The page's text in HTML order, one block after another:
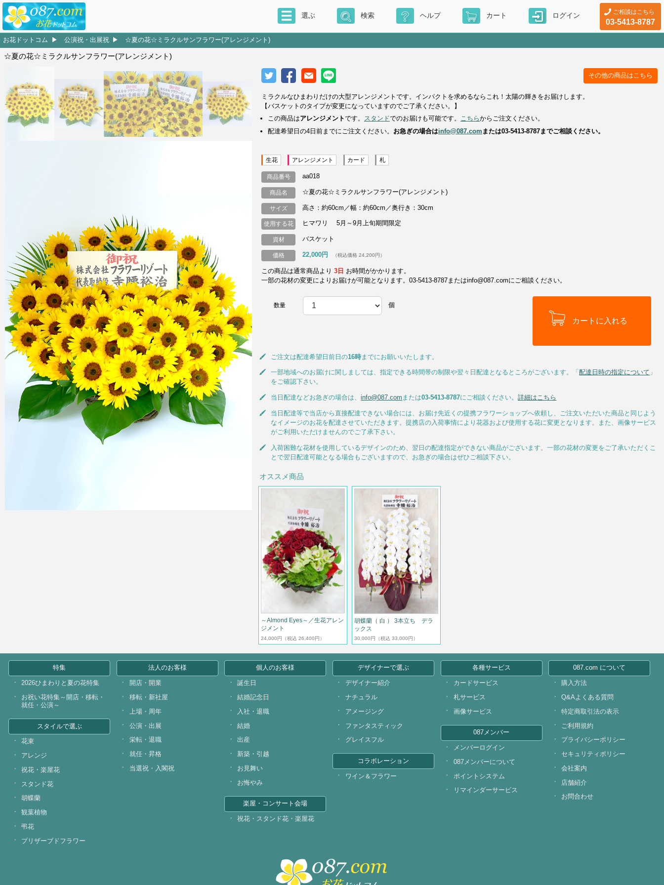
ご相談はこちら
03-5413-8787
選ぶ 検索 ヘルプ カート ログイン
お花ドットコム 公演祝・出展祝 ☆夏の花☆ミラクルサンフラワー(アレンジメント)
☆夏の花☆ミラクルサンフラワー(アレンジメント)
その他の商品はこちら
ミラクルなひまわりだけの大型アレンジメントです。インパクトを求めるならこれ！太陽の輝きをお届けします。
【バスケットのタイプが変更になっていますのでご了承ください。】
この商品はアレンジメントです。 スタンドでのお届けも可能です。 こちらからご注文ください。
配達希望日の4日前までにご注文ください。 お急ぎの場合はinfo@087.com または03-5413-8787までご相談ください。
生花 アレンジメント カード 札
商品番号 aa018
商品名 ☆夏の花☆ミラクルサンフラワー(アレンジメント)
サイズ 高さ：約60cm／幅：約60cm／奥行き：30cm
使用する花 ヒマワリ 5月～9月上旬期間限定
資材 バスケット
価格 22,000円 （税込価格 24,200円）
この商品は通常商品より3日 お時間がかかります。
一部の花材の変更によりお届けが可能となります。03-5413-8787またはinfo@087.comにご相談ください。
数量 個
ご注文は配達希望日前日の16時 までにお願いいたします。
一部地域へのお届けに関しましては、指定できる時間帯の制限や翌々日配達となるところがございます。「配達日時の指定について 」
をご確認下さい。
当日配達などお急ぎの場合は、info@087.com または03-5413-8787にご相談ください。詳細はこちら
当日配達等で当店から直接配達できない場合には、お届け先近くの提携フラワーショップへ依頼し、ご注文いただいた商品と同じよう
なイメージのお花を配達させていただきます。提携店の入荷事情により花器および使用する花に変更となります。また、画像サービス
がご利用いただけませんのでご了承下さい。
入荷困難な花材を使用しているデザインのため、翌日の配達指定ができない商品がございます。一部の花材の変更をご了承いただくこ
とで翌日配達可能となる場合もございますので、お急ぎの場合はぜひご相談下さい。
オススメ商品
～Almond Eyes～／生花アレン
ジメント
24,000円 （税込 26,400円）
胡蝶蘭（ 白 ） 3本立ち デラ
ックス
30,000円 （税込 33,000円）
特集
2026ひまわりと夏の花特集
お祝い花特集～開店・移転・
就任・公演～
スタイルで選ぶ
花束
アレンジ
祝花・楽屋花
スタンド花
胡蝶蘭
観葉植物
弔花
プリザーブドフラワー
法人のお客様
開店・開業
移転・新社屋
上場・周年
公演・出展
栄転・退職
就任・昇格
当選祝・入閣祝
個人のお客様
誕生日
結婚記念日
入社・退職
結婚
出産
新築・引越
お見舞い
お悔やみ
楽屋・コンサート会場
祝花・スタンド花・楽屋花
デザイナーで選ぶ
デザイナー紹介
ナチュラル
アメージング
ファンタスティック
グレイスフル
コラボレーション
ワイン＆フラワー
各種サービス
カードサービス
札サービス
画像サービス
087メンバー
メンバーログイン
087メンバーについて
ポイントシステム
リマインダーサービス
087.com について
購入方法
Q&Aよくある質問
特定商取引法の表示
ご利用規約
プライバシーポリシー
セキュリティポリシー
会社案内
店舗紹介
お問合わせ